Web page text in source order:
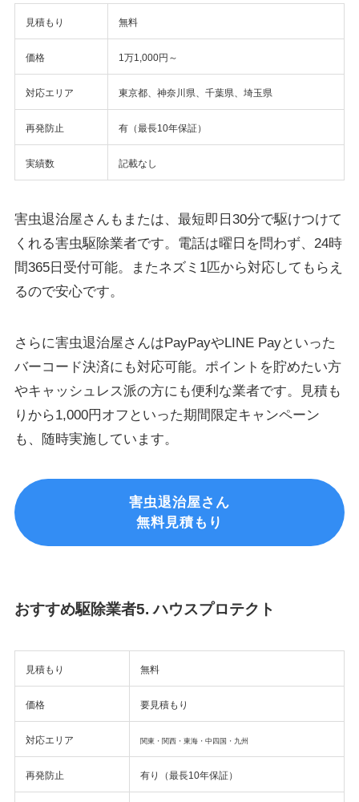
見積もり 無料
価格 1万1,000円～
対応エリア 東京都、神奈川県、千葉県、埼玉県
再発防止 有（最長10年保証）
実績数 記載なし
害虫退治屋さんもまたは、最短即日30分で駆けつけて
くれる害虫駆除業者です。電話は曜日を問わず、 24時
間365日受付可能。またネズミ1匹から対応してもらえ
るので安心です。
さらに害虫退治屋さんはPayPayやLINE Payといった
バーコード決済にも対応可能。ポイントを貯めたい方
やキャッシュレス派の方にも便利な業者です。見積も
りから1,000円オフといった期間限定キャンペーン
も、随時実施しています。
害虫退治屋さん
無料見積もり
おすすめ駆除業者5. ハウスプロテクト
見積もり 無料
価格 要見積もり
対応エリア 関東・関西・東海・中四国・九州
再発防止 有り（最長10年保証）